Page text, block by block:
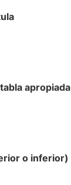
apropiada
o inferior)